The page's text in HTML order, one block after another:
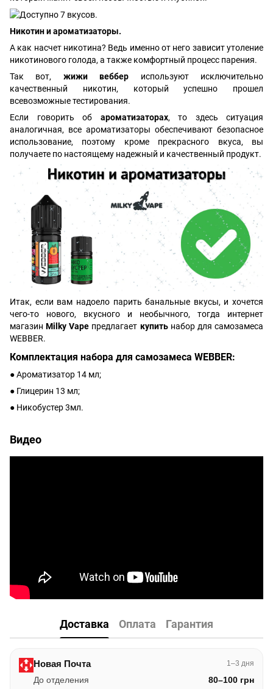
Никотин и ароматизаторы.
А как насчет никотина? Ведь именно от него зависит утоление
никотинового голода, а также комфортный процесс парения.
Так вот, жижи веббер используют исключительно
качественный никотин, который успешно прошел
всевозможные тестирования.
Если говорить об ароматизаторах, то здесь ситуация
аналогичная, все ароматизаторы обеспечивают безопасное
использование, поэтому кроме прекрасного вкуса, вы
получаете по настоящему надежный и качественный продукт.
Итак, если вам надоело парить банальные вкусы, и хочется
чего-то нового, вкусного и необычного, тогда интернет
магазинMilky Vape предлагает купить набор для самозамеса
WEBBER.
Комплектация набора для самозамеса WEBBER:
● Ароматизатор 14 мл;
● Глицерин 13 мл;
● Никобустер 3мл.
Видео
Доставка Оплата Гарантия
Новая Почта 1–3 дня
До отделения
80–100 грн